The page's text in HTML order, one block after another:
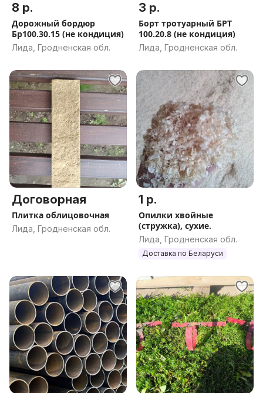
8 р.
Дорожный бордюр
Бр100.30.15 (не кондиция)
Лида, Гродненская обл.
3 р.
Борт тротуарный БРТ
100.20.8 (не кондиция)
Лида, Гродненская обл.
Договорная
Плитка облицовочная
Лида, Гродненская обл.
1 р.
Опилки хвойные
(стружка), сухие.
Лида, Гродненская обл.
Доставка по Беларуси